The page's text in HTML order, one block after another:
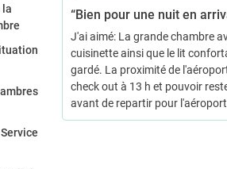
la
Service
“Bien pour une nuit en
J'ai aimé: La grande chambre
cuisinette ainsi que le lit
gardé. La proximité de
check out à 13 h et pouvoir
avant de repartir pour